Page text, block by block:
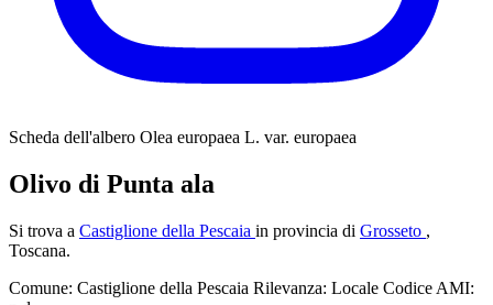
Scheda dell'albero Olea europaea L. var. europaea
Olivo di Punta ala
Si trova a Castiglione della Pescaia in provincia di Grosseto ,
Toscana.
Comune: Castiglione della Pescaia Rilevanza: Locale Codice AMI: